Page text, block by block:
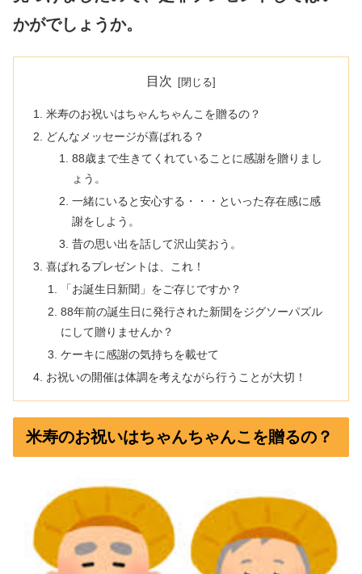
かがでしょうか。
目次
米寿のお祝いはちゃんちゃんこを贈るの？
どんなメッセージが喜ばれる？
88歳まで生きてくれていることに感謝を贈りまし
ょう。
一緒にいると安心する・・・といった存在感に感
謝をしよう。
昔の思い出を話して沢山笑おう。
喜ばれるプレゼントは、これ！
「お誕生日新聞」をご存じですか？
88年前の誕生日に発行された新聞をジグソーパズル
にして贈りませんか？
ケーキに感謝の気持ちを載せて
お祝いの開催は体調を考えながら行うことが大切！
米寿のお祝いはちゃんちゃんこを贈るの？